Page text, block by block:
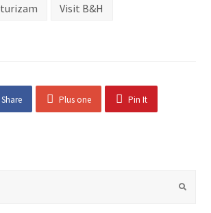
turizam Visit B&H
Share Plus one Pin It
Submit